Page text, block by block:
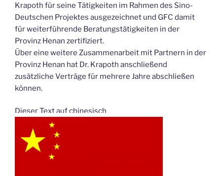
Krapoth für seine Tätigkeiten im Rahmen des Sino-
Deutschen Projektes ausgezeichnet und GFC damit
für weiterführende Beratungstätigkeiten in der
Provinz Henan zertifiziert.
Über eine weitere Zusammenarbeit mit Partnern in der
Provinz Henan hat Dr. Krapoth anschließend
zusätzliche Verträge für mehrere Jahre abschließen
können.
Dieser Text auf chinesisch